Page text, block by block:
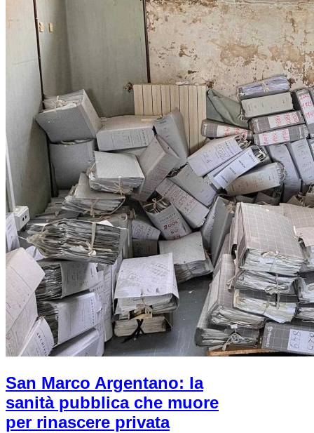
San Marco Argentano: la
sanità pubblica che muore
per rinascere privata